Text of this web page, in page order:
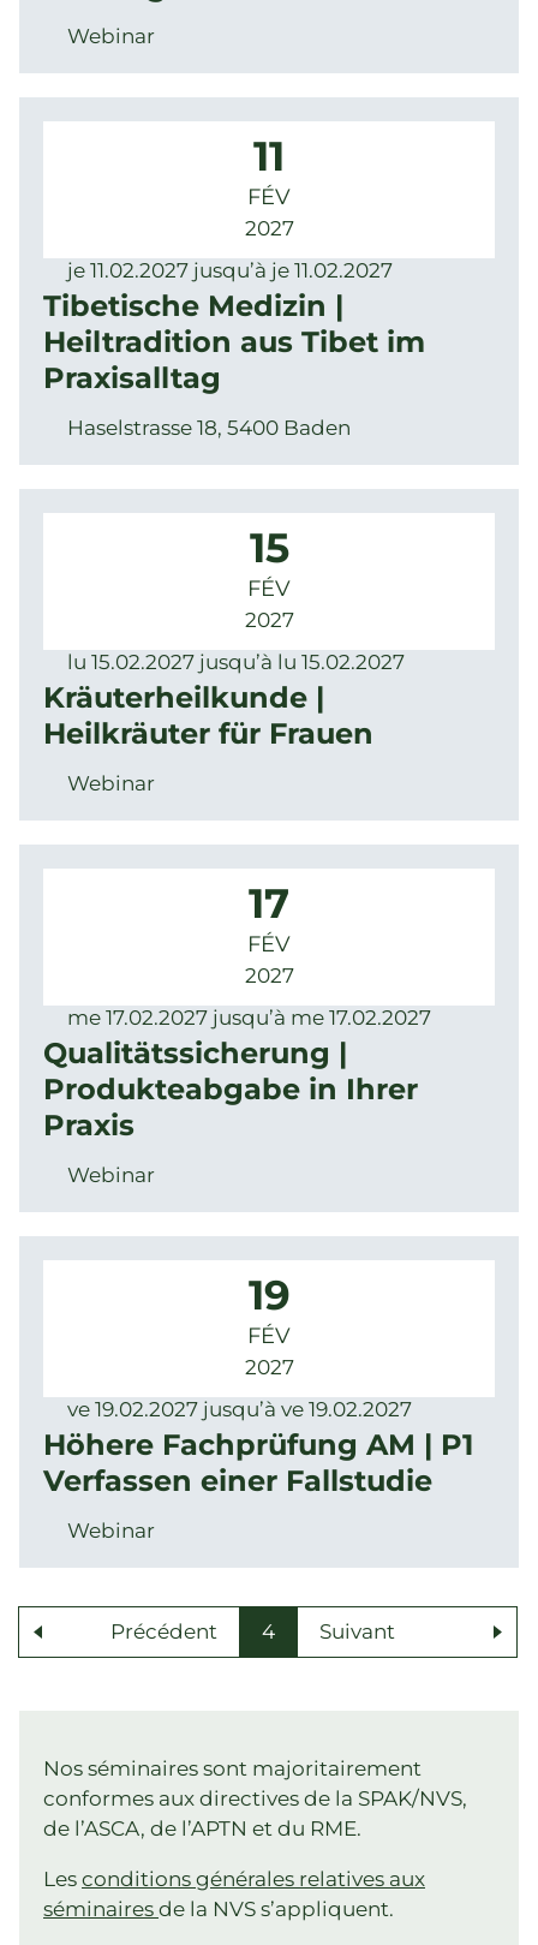
Webinar
11
FÉV
2027
je 11.02.2027 jusqu’à je 11.02.2027
Tibetische Medizin |
Heiltradition aus Tibet im
Praxisalltag
Haselstrasse 18, 5400 Baden
15
FÉV
2027
lu 15.02.2027 jusqu’à lu 15.02.2027
Kräuterheilkunde |
Heilkräuter für Frauen
Webinar
17
FÉV
2027
me 17.02.2027 jusqu’à me 17.02.2027
Qualitätssicherung |
Produkteabgabe in Ihrer
Praxis
Webinar
19
FÉV
2027
ve 19.02.2027 jusqu’à ve 19.02.2027
Höhere Fachprüfung AM | P1
Verfassen einer Fallstudie
Webinar
Précédent 4 Suivant
Nos séminaires sont majoritairement
conformes aux directives de la SPAK/NVS,
de l’ASCA, de l’APTN et du RME.
Les conditions générales relatives aux
séminaires de la NVS s’appliquent.